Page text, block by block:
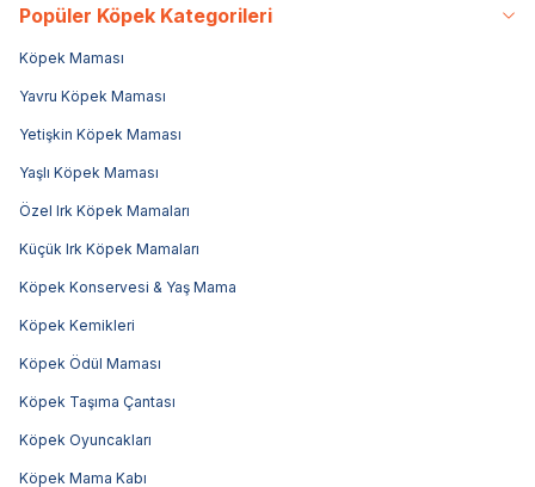
Popüler Köpek Kategorileri
Köpek Maması
Yavru Köpek Maması
Yetişkin Köpek Maması
Yaşlı Köpek Maması
Özel Irk Köpek Mamaları
Küçük Irk Köpek Mamaları
Köpek Konservesi & Yaş Mama
Köpek Kemikleri
Köpek Ödül Maması
Köpek Taşıma Çantası
Köpek Oyuncakları
Köpek Mama Kabı